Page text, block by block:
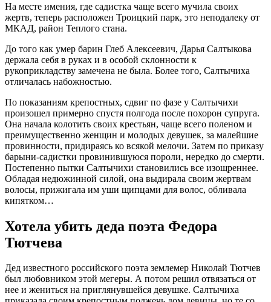
На месте имения, где садистка чаще всего мучила своих
жертв, теперь расположен Троицкий парк, это неподалеку от
МКАД, район Теплого стана.
До того как умер барин Глеб Алексеевич, Дарья Салтыкова
держала себя в руках и в особой склонности к
рукоприкладству замечена не была. Более того, Салтычиха
отличалась набожностью.
По показаниям крепостных, сдвиг по фазе у Салтычихи
произошел примерно спустя полгода после похорон супруга.
Она начала колотить своих крестьян, чаще всего поленом и
преимущественно женщин и молодых девушек, за малейшие
провинности, придираясь ко всякой мелочи. Затем по приказу
барыни-садистки провинившуюся пороли, нередко до смерти.
Постепенно пытки Салтычихи становились все изощреннее.
Обладая недюжинной силой, она выдирала своим жертвам
волосы, прижигала им уши щипцами для волос, обливала
кипятком…
Хотела убить деда поэта Федора
Тютчева
Дед известного российского поэта землемер Николай Тютчев
был любовником этой мегеры. А потом решил отвязаться от
нее и жениться на приглянувшейся девушке. Салтычиха